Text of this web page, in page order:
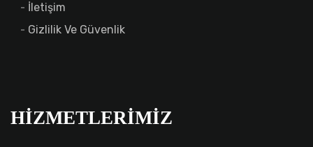
İletişim
Gizlilik Ve Güvenlik
HIZMETLERIMIZ